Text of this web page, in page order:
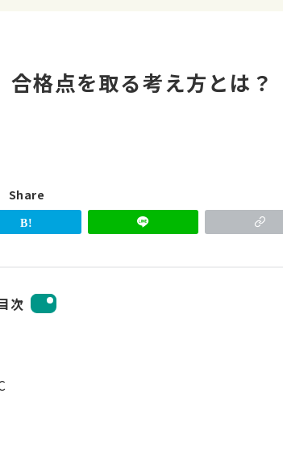
合格点を取る考え方とは
Share
次